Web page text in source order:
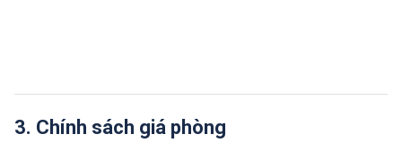
3. Chính sách giá phòng